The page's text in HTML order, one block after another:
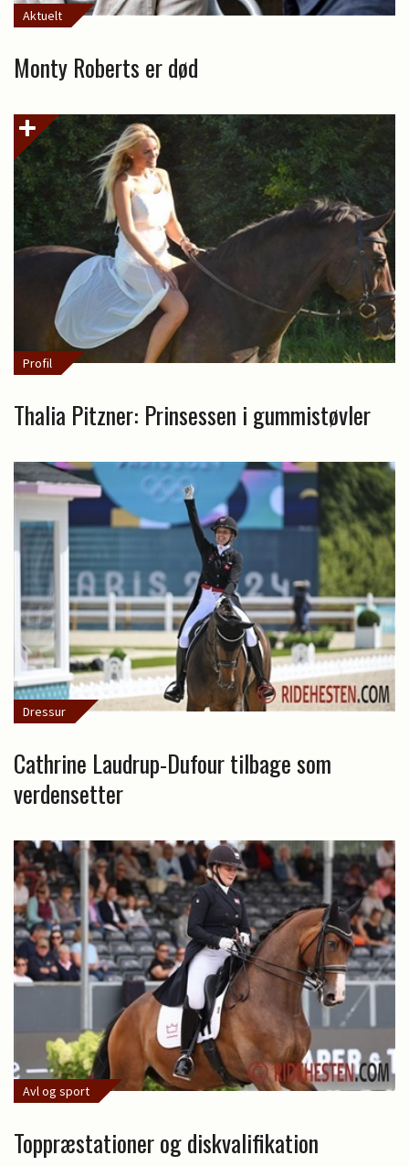
Aktuelt
Monty Roberts er død
Profil
Thalia Pitzner: Prinsessen i gummistøvler
Dressur
Cathrine Laudrup-Dufour tilbage som
verdensetter
Avl og sport
Toppræstationer og diskvalifikation